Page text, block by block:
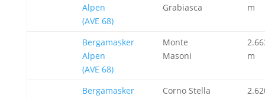
Alpen
(AVE 68)
Grabiasca
m
Bergamasker
Alpen
(AVE 68)
Monte
Masoni
m
Bergamasker
Corno Stella